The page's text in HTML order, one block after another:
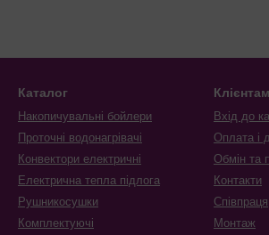
Каталог
Накопичувальні бойлери
Проточні водонагрівачі
Конвектори електричні
Електрична тепла підлога
Рушникосушки
Комплектуючі
Клієнтам
Вхід до
Оплата і
Обмін та
Контакти
Співпраця
Монтаж